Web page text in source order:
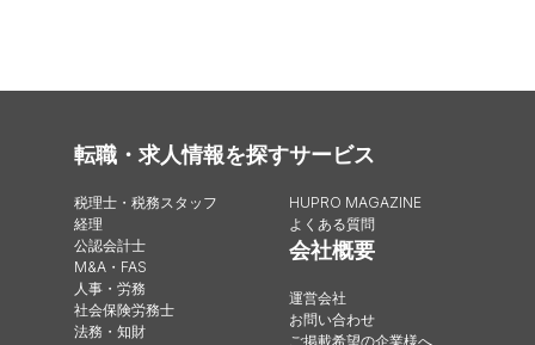
転職・求人情報を探す
税理士・税務スタッフ
経理
公認会計士
M&A・FAS
人事・労務
社会保険労務士
法務・知財
サービス
HUPRO MAGAZINE
よくある質問
会社概要
運営会社
お問い合わせ
ご掲載希望の企業様へ